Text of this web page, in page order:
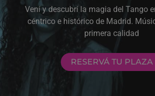
Vení y descubrí la magia del Tango
céntrico e histórico de Madrid.
primera calidad
RESERVÁ TU PLAZA